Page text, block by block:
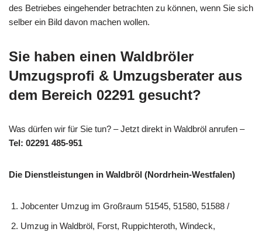
des Betriebes eingehender betrachten zu können, wenn Sie sich
selber ein Bild davon machen wollen.
Sie haben einen Waldbröler
Umzugsprofi & Umzugsberater aus
dem Bereich 02291 gesucht?
Was dürfen wir für Sie tun? – Jetzt direkt in Waldbröl anrufen –
Tel: 02291 485-951
Die Dienstleistungen in Waldbröl (Nordrhein-Westfalen)
Jobcenter Umzug im Großraum 51545, 51580, 51588 /
Umzug in Waldbröl, Forst, Ruppichteroth, Windeck,